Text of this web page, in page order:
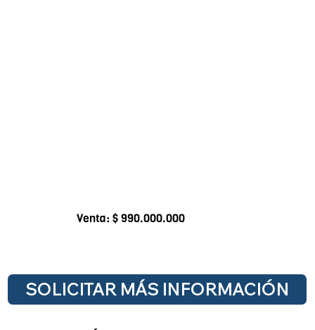
Venta: $ 990.000.000
SOLICITAR MÁS INFORMACIÓN